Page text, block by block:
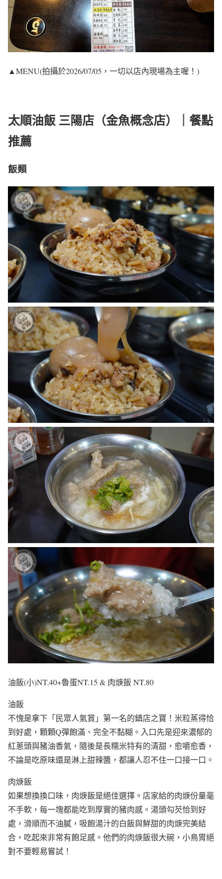
▲MENU(拍攝於2026/07/05，一切以店內現場為主喔！)
太順油飯 三陽店（金魚概念店）｜餐點
推薦
飯類
油飯(小)NT.40+魯蛋NT.15 & 肉焿飯 NT.80
油飯
不愧是拿下「民眾人氣賞」第一名的鎮店之寶！米粒蒸得恰
到好處，顆顆Q彈飽滿、完全不黏糊。入口先是迎來濃郁的
紅蔥頭與豬油香氣，隨後是長糯米特有的清甜，愈嚼愈香，
不論是吃原味還是淋上甜辣醬，都讓人忍不住一口接一口。
肉焿飯
如果想換換口味，肉焿飯是絕佳選擇。店家給的肉焿份量毫
不手軟，每一塊都能吃到厚實的豬肉感。湯頭勾芡恰到好
處，滑順而不油膩，吸飽湯汁的白飯與鮮甜的肉焿完美結
合，吃起來非常有飽足感。他們的肉焿飯很大碗，小鳥胃絕
對不要輕易嘗試！